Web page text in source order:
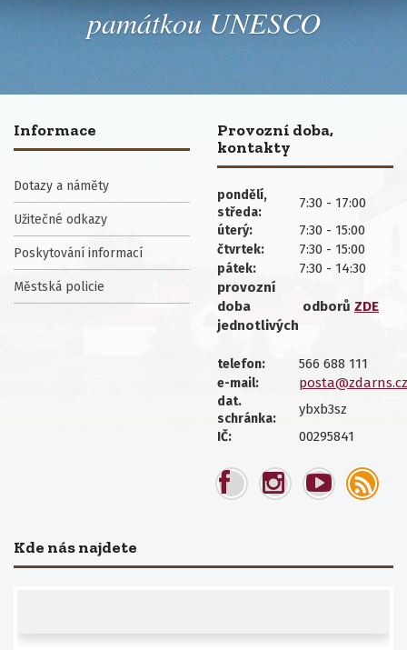
památkou UNESCO
Informace
Dotazy a náměty
Užitečné odkazy
Poskytování informací
Městská policie
Provozní doba,
kontakty
pondělí,
středa:
7:30 - 17:00
úterý: 7:30 - 15:00
čtvrtek: 7:30 - 15:00
pátek:
7:30 - 14:30
provozní
doba
jednotlivých
odborů ZDE
telefon: 566 688 111
e-mail: posta@zdarns.cz
dat.
schránka:
ybxb3sz
IČ: 00295841
Kde nás najdete